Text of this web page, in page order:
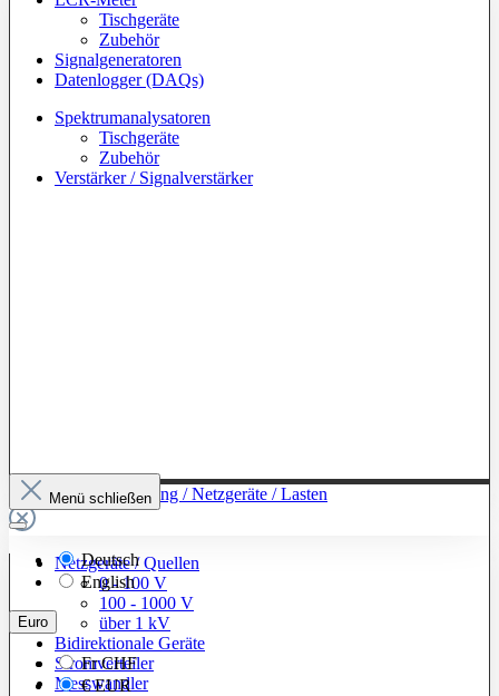
Tischgeräte
Zubehör
Signalgeneratoren
Datenlogger (DAQs)
Spektrumanalysatoren
Tischgeräte
Zubehör
Verstärker / Signalverstärker
Zur Kategorie: Leistung / Netzgeräte / Lasten
Netzgeräte / Quellen
0 - 100 V
100 - 1000 V
über 1 kV
Bidirektionale Geräte
Stromverteiler
Messwandler
Menü schließen
Deutsch
English
Euro
FrCHF
€EUR